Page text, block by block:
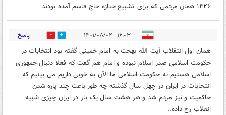
۱۴۲۶ همان مردمی که برای تشبیع جنازه حاج قاسم آمده بودند
۱۶:۰۳ - ۱۴۰۱/۰۸/۰۲ 1 پاسخ
همان اول انتقلاب آیت الله بهجت به امام خمینی گفته بود انتخابات در
حکومت اسلامی صدر اسلام نبوده و امام هم گفت که فعلا دنبال جمهوری
اسلامی هستیم نه حکومت اسلامی ما الآن به خوبی داریم می بینیم که
انتخابات در ایران در چهل سال گذشته چه طور باعث چند پاره شدن
حاکمیت و نیز مردم شد و هر هشت سال یک بار در ایران چیزی شبیه
انقلاب رخ داده..